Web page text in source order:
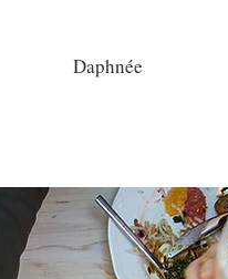
Daphnée